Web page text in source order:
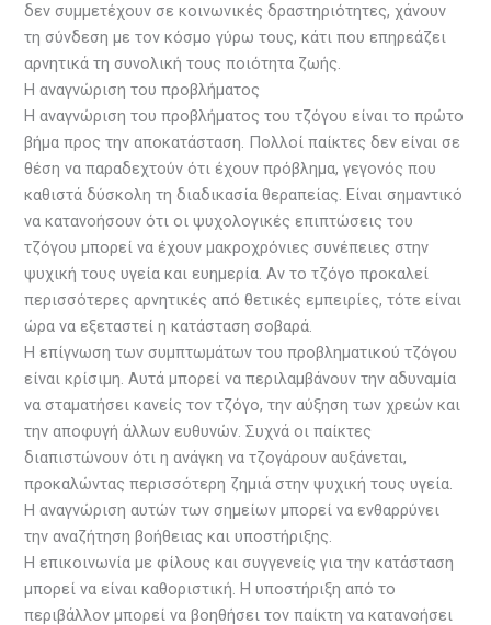
δεν συμμετέχουν σε κοινωνικές δραστηριότητες, χάνουν
τη σύνδεση με τον κόσμο γύρω τους, κάτι που επηρεάζει
αρνητικά τη συνολική τους ποιότητα ζωής.
Η αναγνώριση του προβλήματος
Η αναγνώριση του προβλήματος του τζόγου είναι το πρώτο
βήμα προς την αποκατάσταση. Πολλοί παίκτες δεν είναι σε
θέση να παραδεχτούν ότι έχουν πρόβλημα, γεγονός που
καθιστά δύσκολη τη διαδικασία θεραπείας. Είναι σημαντικό
να κατανοήσουν ότι οι ψυχολογικές επιπτώσεις του
τζόγου μπορεί να έχουν μακροχρόνιες συνέπειες στην
ψυχική τους υγεία και ευημερία. Αν το τζόγο προκαλεί
περισσότερες αρνητικές από θετικές εμπειρίες, τότε είναι
ώρα να εξεταστεί η κατάσταση σοβαρά.
Η επίγνωση των συμπτωμάτων του προβληματικού τζόγου
είναι κρίσιμη. Αυτά μπορεί να περιλαμβάνουν την αδυναμία
να σταματήσει κανείς τον τζόγο, την αύξηση των χρεών και
την αποφυγή άλλων ευθυνών. Συχνά οι παίκτες
διαπιστώνουν ότι η ανάγκη να τζογάρουν αυξάνεται,
προκαλώντας περισσότερη ζημιά στην ψυχική τους υγεία.
Η αναγνώριση αυτών των σημείων μπορεί να ενθαρρύνει
την αναζήτηση βοήθειας και υποστήριξης.
Η επικοινωνία με φίλους και συγγενείς για την κατάσταση
μπορεί να είναι καθοριστική. Η υποστήριξη από το
περιβάλλον μπορεί να βοηθήσει τον παίκτη να κατανοήσει